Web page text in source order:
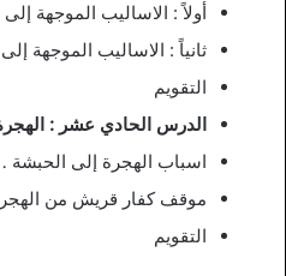
أولاً : الاساليب الموجهة
ثانياً : الاساليب الموجهة
التقويم
الدرس الحادي عشر :
اسباب الهجرة إلى الحبشة .
موقف كفار قريش من
التقويم